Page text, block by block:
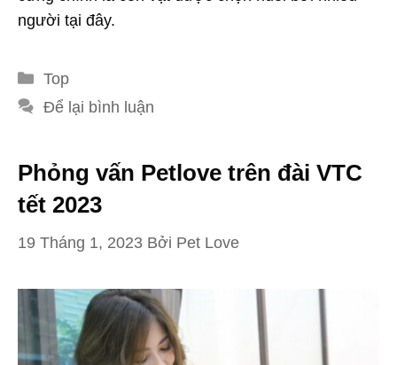
người tại đây.
Danh
mục
Top
Để lại bình luận
Phỏng vấn Petlove trên đài VTC
tết 2023
19 Tháng 1, 2023 Bởi Pet Love